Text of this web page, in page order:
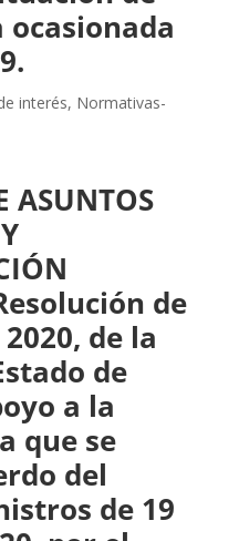
interés, Normativas-
ASUNTOS
de
de la
de
a la
que se
del
de 19